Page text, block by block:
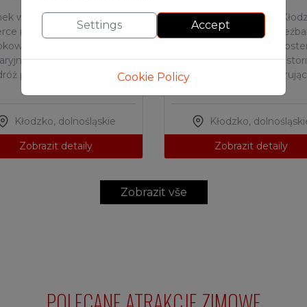
w Kłodzku – zabytkowe
miasta. Odkryj ratusz,
kamienice i kolumnę
Spacer po rynku to
przez historię Dolnego
Kłodzko, dolnośląskie
Zobrazit detaily
Most na Młynówce w
zabytkowy most z
barokowymi, zwany
jajach”. Odkryj jego
niezwykły urok,
sercu Kłodzka.
Kłodzko,
Zobrazit detaily
Zobrazit vše
Settings Accept
Cookie Policy